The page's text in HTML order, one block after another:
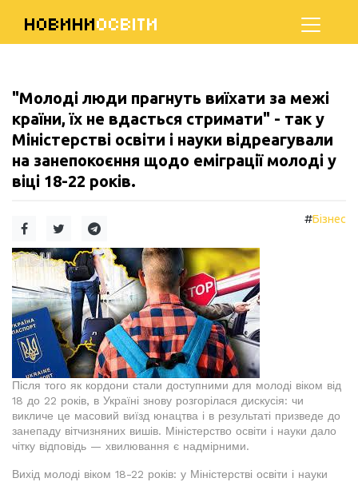
НОВИНИОСВІТИ
"Молоді люди прагнуть виїхати за межі
країни, їх не вдасться стримати" - так у
Міністерстві освіти і науки відреагували
на занепокоєння щодо еміграції молоді у
віці 18-22 років.
#Бізнес
Після того як кордони стали доступними для молоді віком від
18 до 22 років, в Україні знову розгорілася дискусія: чи
викличе це масовий виїзд юнацтва і в результаті призведе до
занепаду вітчизняних вишів. Міністерство освіти і науки дало
чітку відповідь — хвилювання є надмірними.
Вихід молоді віком 18-22 років: у Міністерстві освіти і науки